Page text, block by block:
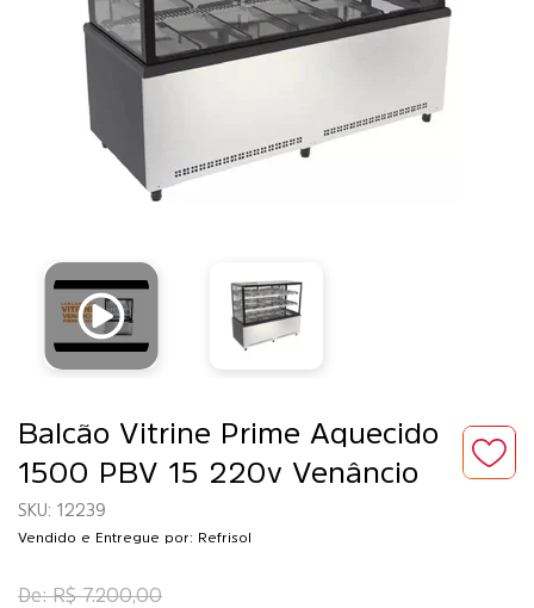
Balcão Vitrine Prime Aquecido
1500 PBV 15 220v Venâncio
12239
Vendido e Entregue por: Refrisol
R$ 7.200,00